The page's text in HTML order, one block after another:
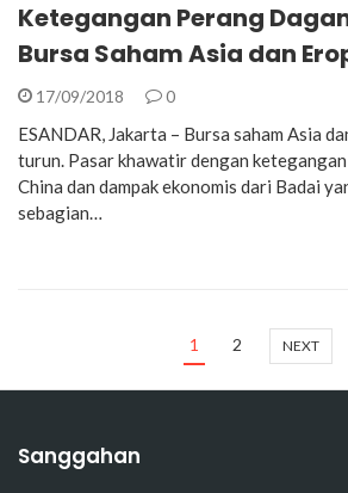
Ketegangan Perang
Bursa Saham Asia dan
17/09/2018 0
ESANDAR, Jakarta – Bursa saham Asia
turun. Pasar khawatir dengan
China dan dampak ekonomis dari Badai
sebagian…
1 2 NEXT
Sanggahan